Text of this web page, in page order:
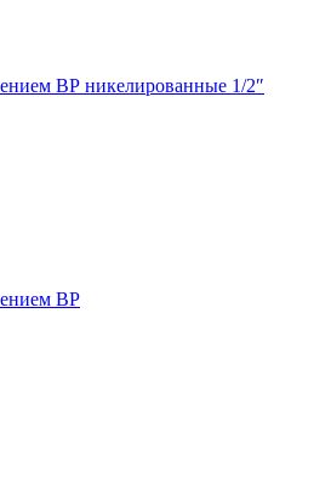
ВР никелированные 1/2″
ВР